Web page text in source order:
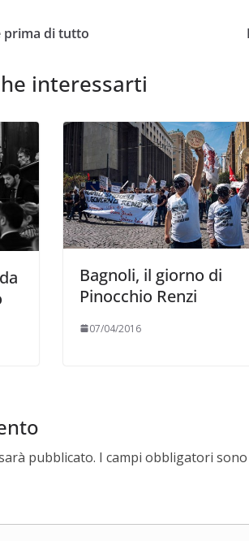
prima di tutto
interessarti
Bagnoli, il giorno di
Pinocchio Renzi
07/04/2016
pubblicato. I campi obbligatori